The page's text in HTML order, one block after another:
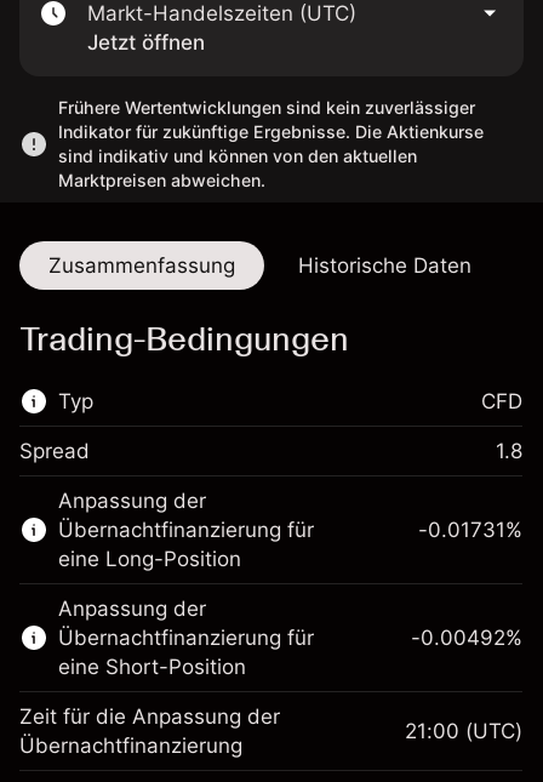
Markt-Handelszeiten (UTC)
Jetzt öffnen
Frühere Wertentwicklungen sind kein zuverlässiger
Indikator für zukünftige Ergebnisse. Die Aktienkurse
sind indikativ und können von den aktuellen
Marktpreisen abweichen.
Zusammenfassung Historische Daten
Trading-Bedingungen
Typ
Dieser Finanzmarkt steht für das CFD-
Trading zur Verfügung.
Erfahren Sie mehr über:
CFDs
CFD
Spread 1.8
Anpassung der
Übernachtfinanzierung für
eine Long-Position
Margin. Ihre Investition
€1,000.00
-0.01731%
Anpassung der
Übernachtfinanzierung für
eine Short-Position
-0.00492%
Zeit für die Anpassung der
Übernachtfinanzierung
21:00 (UTC)